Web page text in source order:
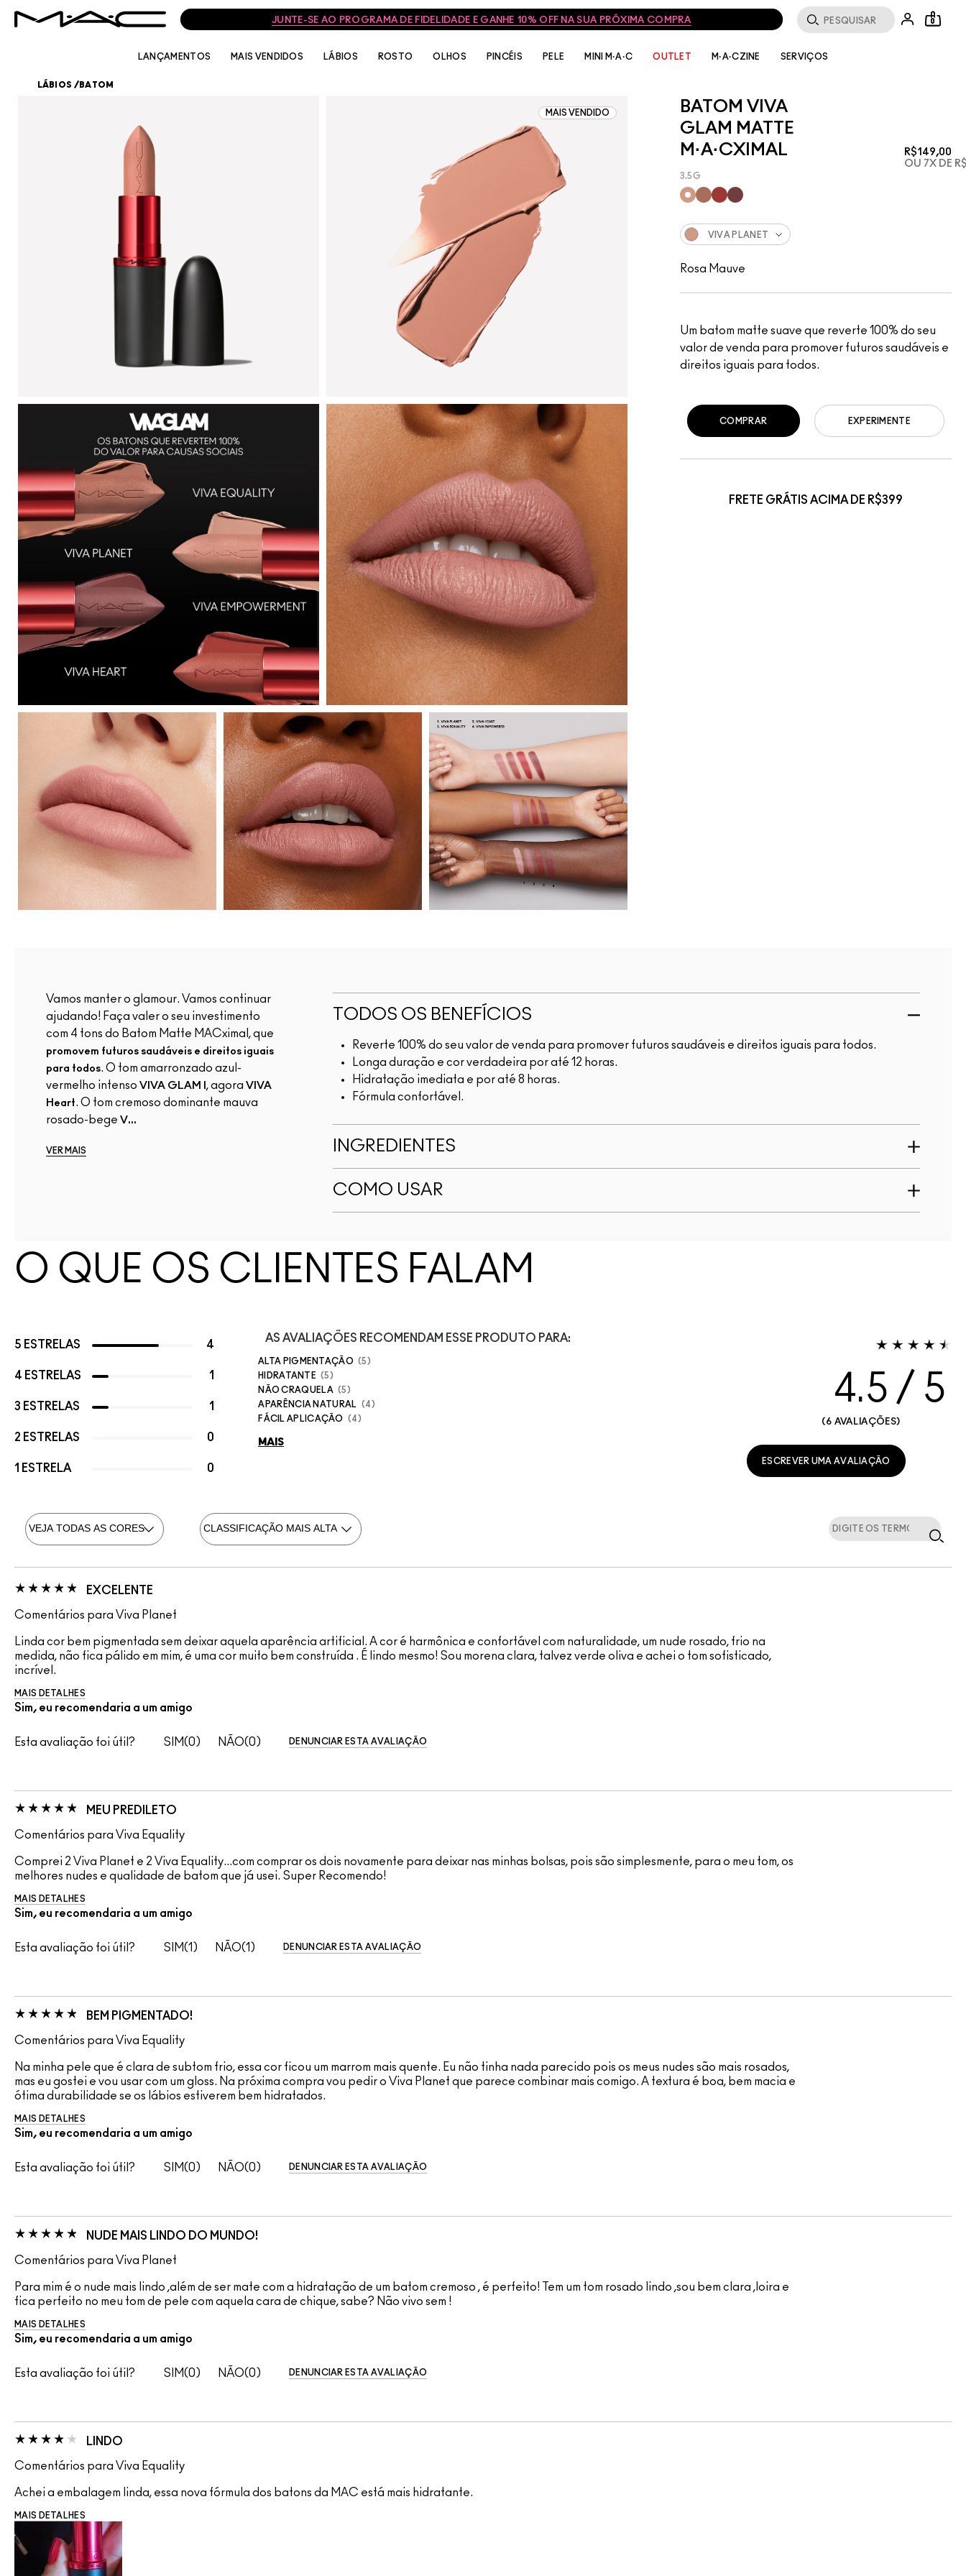
JUNTE-SE AO PROGRAMA DE FIDELIDADE E GANHE 10% OFF NA SUA PRÓXIMA COMPRA 0
LANÇAMENTOS MAIS VENDIDOS LÁBIOS ROSTO OLHOS PINCÉIS PELE MINI M·A·C OUTLET M·A·CZINE SERVIÇOS
LÁBIOS /BATOM
MAIS VENDIDO
BATOM VIVA
GLAM MATTE
M·A·CXIMAL
R$149,00
OU 7X DE
3.5G
Um batom matte suave que reverte 100% do seu
valor de venda para promover futuros saudáveis e
direitos iguais para todos.
VIVA PLANET
Rosa Mauve
EXPERIMENTE
COMPRAR
FRETE GRÁTIS ACIMA DE R$399
Vamos manter o glamour. Vamos continuar
ajudando! Faça valer o seu investimento
com 4 tons do Batom Matte MACximal, que
promovem futuros saudáveis e direitos iguais
para todos. O tom amarronzado azul-
vermelho intenso VIVA GLAM I , agora VIVA
Heart. O tom cremoso dominante mauva
rosado-bege V...
VER MAIS
TODOS OS BENEFÍCIOS
Reverte 100% do seu valor de venda para promover futuros saudáveis e direitos iguais para todos.
Longa duração e cor verdadeira por até 12 horas.
Hidratação imediata e por até 8 horas.
Fórmula confortável.
INGREDIENTES
COMO USAR
O QUE OS CLIENTES FALAM
5 ESTRELAS 4
4 ESTRELAS 1
3 ESTRELAS 1
2 ESTRELAS 0
1 ESTRELA 0
AS AVALIAÇÕES RECOMENDAM ESSE PRODUTO PARA:
ALTA PIGMENTAÇÃO
5
HIDRATANTE
5
NÃO CRAQUELA
5
APARÊNCIA NATURAL
4
FÁCIL APLICAÇÃO
4
MAIS
4.5
6 AVALIAÇÕES
ESCREVER UMA AVALIAÇÃO
EXCELENTE
Comentários para Viva Planet
Linda cor bem pigmentada sem deixar aquela aparência artificial. A cor é harmônica e confortável com naturalidade, um nude rosado, frio na
medida, não fica pálido em mim, é uma cor muito bem construída . É lindo mesmo! Sou morena clara, talvez verde oliva e achei o tom sofisticado,
incrível.
MAIS DETALHES
Sim, eu recomendaria a um amigo
Esta avaliação foi útil? 0 0 DENUNCIAR ESTA AVALIAÇÃO
MEU PREDILETO
Comentários para Viva Equality
Comprei 2 Viva Planet e 2 Viva Equality...com comprar os dois novamente para deixar nas minhas bolsas, pois são simplesmente, para o meu tom, os
melhores nudes e qualidade de batom que já usei. Super Recomendo!
MAIS DETALHES
Sim, eu recomendaria a um amigo
Esta avaliação foi útil? 1 1 DENUNCIAR ESTA AVALIAÇÃO
BEM PIGMENTADO!
Comentários para Viva Equality
Na minha pele que é clara de subtom frio, essa cor ficou um marrom mais quente. Eu não tinha nada parecido pois os meus nudes são mais rosados,
mas eu gostei e vou usar com um gloss. Na próxima compra vou pedir o Viva Planet que parece combinar mais comigo. A textura é boa, bem macia e
ótima durabilidade se os lábios estiverem bem hidratados.
MAIS DETALHES
Sim, eu recomendaria a um amigo
Esta avaliação foi útil? 0 0 DENUNCIAR ESTA AVALIAÇÃO
NUDE MAIS LINDO DO MUNDO!
Comentários para Viva Planet
Para mim é o nude mais lindo ,além de ser mate com a hidratação de um batom cremoso , é perfeito! Tem um tom rosado lindo ,sou bem clara ,loira e
fica perfeito no meu tom de pele com aquela cara de chique, sabe? Não vivo sem !
MAIS DETALHES
Sim, eu recomendaria a um amigo
Esta avaliação foi útil? 0 0 DENUNCIAR ESTA AVALIAÇÃO
LINDO
Comentários para Viva Equality
Achei a embalagem linda, essa nova fórmula dos batons da MAC está mais hidratante.
MAIS DETALHES